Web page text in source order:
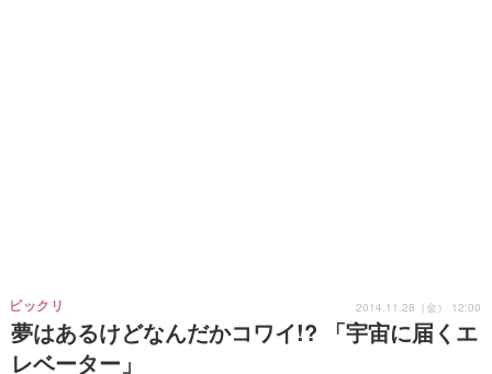
夢はあるけどなんだかコワイ!? 「宇宙に届くエ
レベーター」
ビックリ 2014.11.28（金） 12:00